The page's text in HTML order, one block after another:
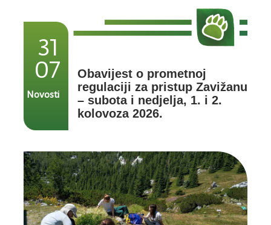
31
07
Obavijest o prometnoj
regulaciji za pristup Zavižanu
– subota i nedjelja, 1. i 2.
kolovoza 2026.
Novosti